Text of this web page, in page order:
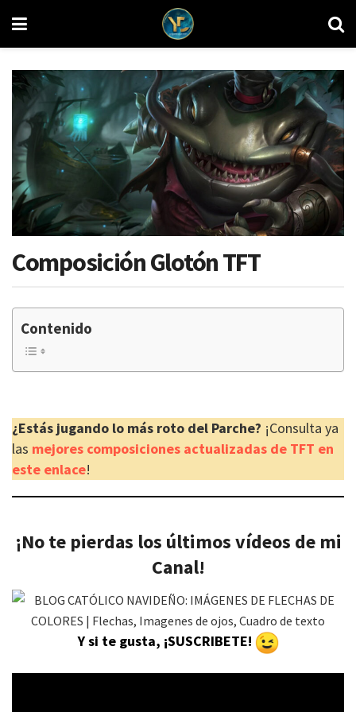
Composición Glotón TFT
Contenido
¿Estás jugando lo más roto del Parche? ¡Consulta ya
las mejores composiciones actualizadas de TFT en
este enlace!
¡No te pierdas los últimos vídeos de mi
Canal!
Y si te gusta, ¡SUSCRIBETE!